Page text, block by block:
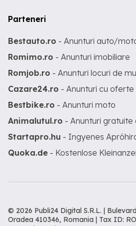
Parteneri
Bestauto.ro - Anunturi auto/
Romimo.ro - Anunturi imobiliare
Romjob.ro - Anunturi locuri de
Cazare24.ro - Anunturi cu
Bestbike.ro - Anunturi moto
Animalutul.ro - Anunturi gratuite
Startapro.hu - Ingyenes
Quoka.de - Kostenlose
© 2026 Publi24 Digital S.R.L. |
Oradea 410346, Romania | Tax ID: